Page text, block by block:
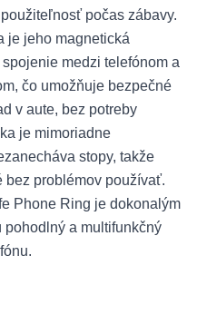
počas zábavy.
je jeho magnetická
medzi telefónom a
čo umožňuje bezpečné
v aute, bez potreby
je mimoriadne
stopy, takže
bez problémov používať.
Phone Ring je dokonalým
pohodlný a multifunkčný